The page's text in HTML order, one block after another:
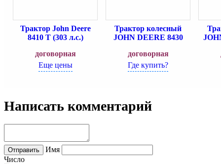
Трактор John Deere
8410 T (303 л.с.)
договорная
Еще цены
Трактор колесный
JOHN DEERE 8430
договорная
Где купить?
Написать комментарий
Имя
Число